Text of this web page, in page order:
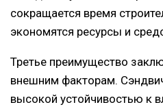
сокращается время
экономятся ресурсы и
Третье преимущество
внешним факторам.
высокой устойчивостью к